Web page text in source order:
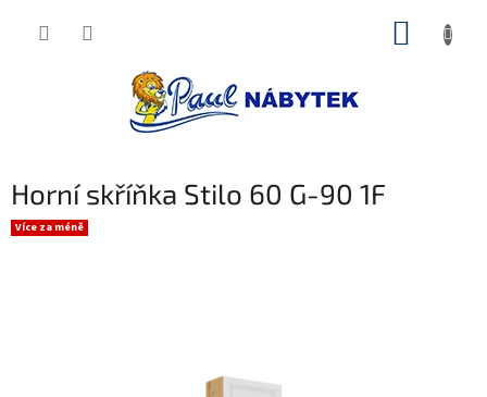
Horní skříňka Stilo 60 G-90 1F
Více za méně